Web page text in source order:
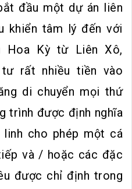
đầu một dự án liên
khiển tâm lý đến với
Hoa Kỳ từ Liên Xô,
rất nhiều tiền vào
di chuyển mọi thứ
trình được định nghĩa
cho phép một cá
và / hoặc các đặc
được chỉ định trong